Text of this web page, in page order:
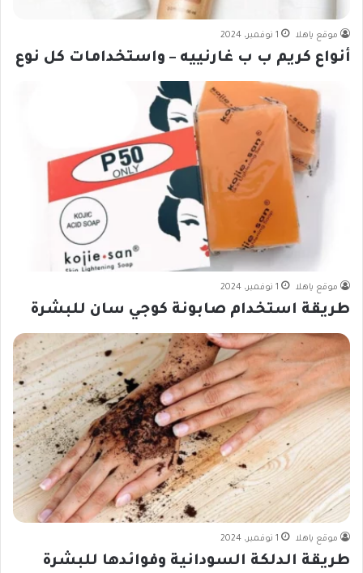
موقع ياهلا 1 نوفمبر، 2024
أنواع كريم ب ب غارنييه – واستخدامات كل نوع
موقع ياهلا 1 نوفمبر، 2024
طريقة استخدام صابونة كوجي سان للبشرة
موقع ياهلا 1 نوفمبر، 2024
طريقة الدلكة السودانية وفوائدها للبشرة